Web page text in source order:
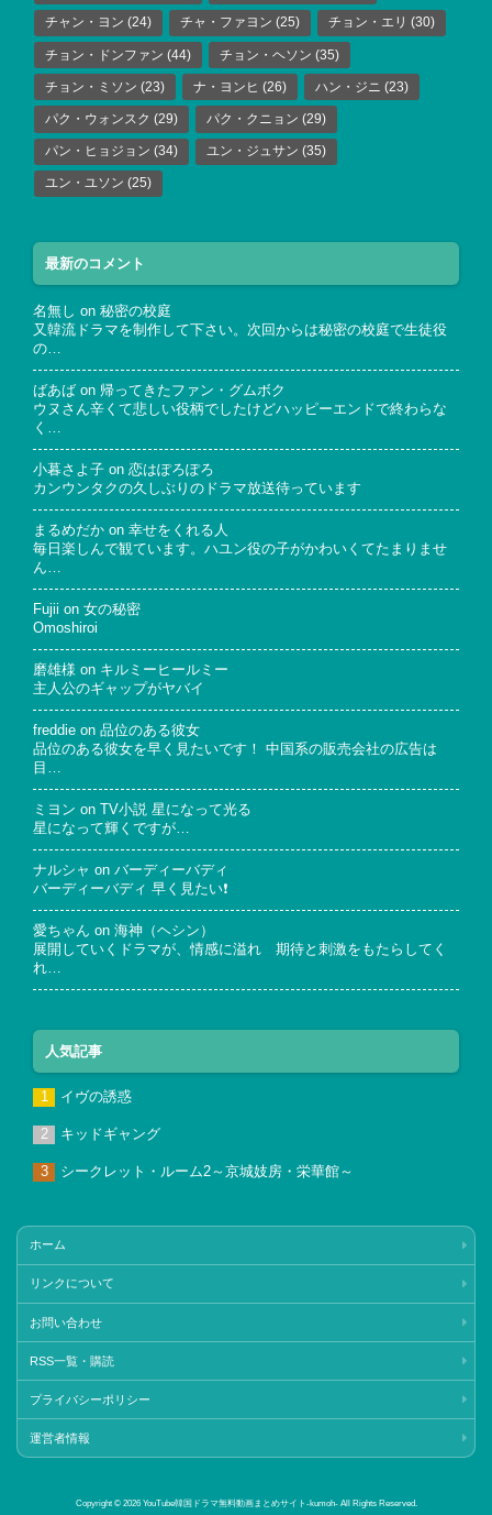
チャン・ヨン (24) チャ・ファヨン (25) チョン・エリ (30)
チョン・ドンファン (44) チョン・ヘソン (35)
チョン・ミソン (23) ナ・ヨンヒ (26) ハン・ジニ (23)
パク・ウォンスク (29) パク・クニョン (29)
パン・ヒョジョン (34) ユン・ジュサン (35)
ユン・ユソン (25)
最新のコメント
名無し on 秘密の校庭
又韓流ドラマを制作して下さい。次回からは秘密の校庭で生徒役
の…
ばあば on 帰ってきたファン・グムボク
ウヌさん辛くて悲しい役柄でしたけどハッピーエンドで終わらな
く…
小暮さよ子 on 恋はぽろぽろ
カンウンタクの久しぶりのドラマ放送待っています
まるめだか on 幸せをくれる人
毎日楽しんで観ています。ハユン役の子がかわいくてたまりませ
ん…
Fujii on 女の秘密
Omoshiroi
磨雄様 on キルミーヒールミー
主人公のギャップがヤバイ
freddie on 品位のある彼女
品位のある彼女を早く見たいです！ 中国系の販売会社の広告は
目…
ミヨン on
TV小説 星になって光る
星になって輝くですが…
ナルシャ on バーディーバディ
バーディーバディ 早く見たい❗
愛ちゃん on 海神（ヘシン）
展開していくドラマが、情感に溢れ 期待と刺激をもたらしてく
れ…
人気記事
イヴの誘惑
キッドギャング
シークレット・ルーム2～京城妓房・栄華館～
ホーム
リンクについて
お問い合わせ
RSS一覧・購読
プライバシーポリシー
運営者情報
Copyright © 2026 YouTube韓国ドラマ無料動画まとめサイト‐kumoh‐ All Rights Reserved.